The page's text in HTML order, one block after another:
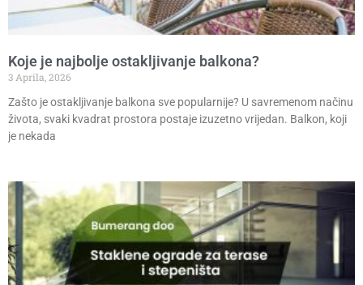
Koje je najbolje ostakljivanje balkona?
3 Aprila, 2026
Zašto je ostakljivanje balkona sve popularnije? U savremenom načinu
života, svaki kvadrat prostora postaje izuzetno vrijedan. Balkon, koji
je nekada